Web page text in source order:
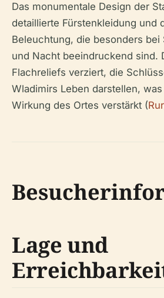
Das monumentale Design der
detaillierte Fürstenkleidung und
Beleuchtung, die besonders bei
und Nacht beeindruckend sind.
Flachreliefs verziert, die
Wladimirs Leben darstellen,
Wirkung des Ortes verstärkt (
Lage und